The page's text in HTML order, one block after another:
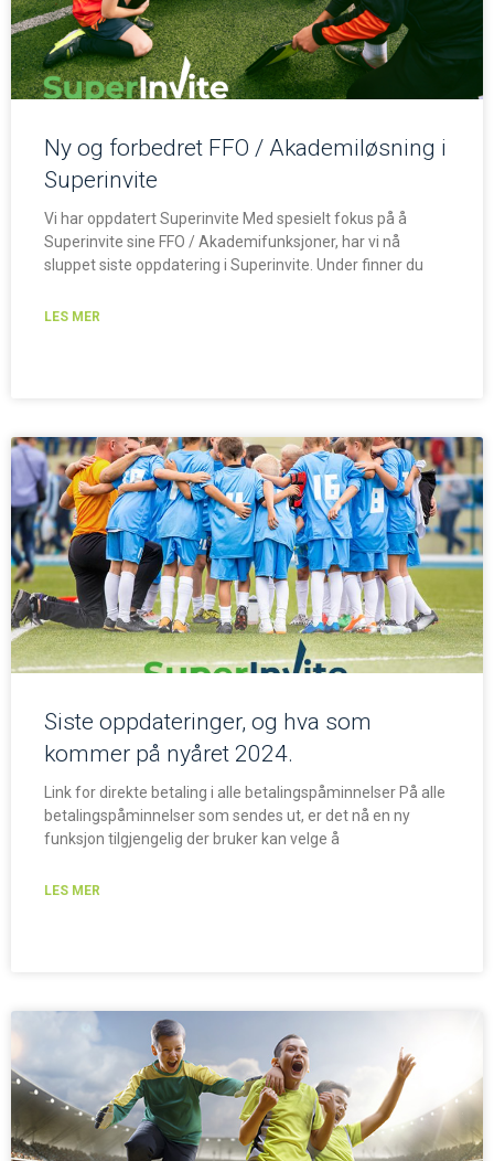
Ny og forbedret FFO / Akademiløsning i
Superinvite
Vi har oppdatert Superinvite Med spesielt fokus på å
Superinvite sine FFO / Akademifunksjoner, har vi nå
sluppet siste oppdatering i Superinvite. Under finner du
LES MER
Siste oppdateringer, og hva som
kommer på nyåret 2024.
Link for direkte betaling i alle betalingspåminnelser På alle
betalingspåminnelser som sendes ut, er det nå en ny
funksjon tilgjengelig der bruker kan velge å
LES MER